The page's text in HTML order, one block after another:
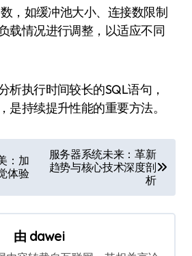
，如缓冲池大小、连接数限制
载情况进行调整，以适应不同
析执行时间较长的SQL语句，
是持续提升性能的重要方法。
：加
体验
服务器系统未来：革新
趋势与核心技术深度剖
析
由 dawei